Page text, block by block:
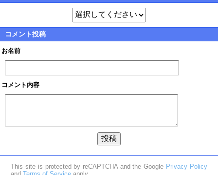
コメント投稿
お名前
コメント内容
This site is protected by reCAPTCHA and the Google Privacy Policy